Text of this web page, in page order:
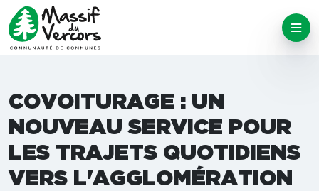
COVOITURAGE : UN
NOUVEAU SERVICE POUR
LES TRAJETS QUOTIDIENS
VERS L'AGGLOMÉRATION